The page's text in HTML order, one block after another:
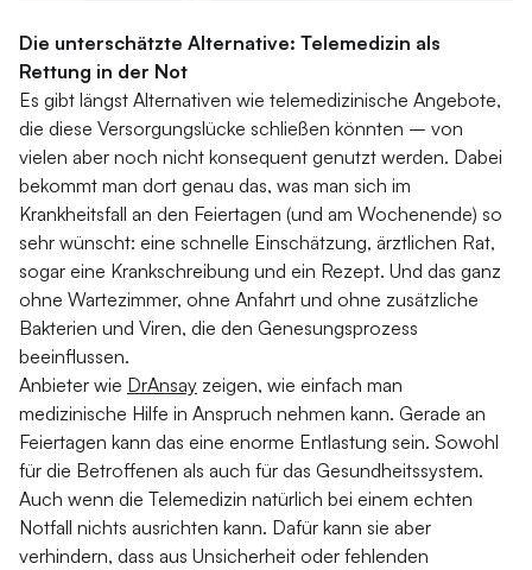
Die unterschätzte Alternative: Telemedizin als
Rettung in der Not
Es gibt längst Alternativen wie telemedizinische Angebote,
die diese Versorgungslücke schließen könnten – von
vielen aber noch nicht konsequent genutzt werden. Dabei
bekommt man dort genau das, was man sich im
Krankheitsfall an den Feiertagen (und am Wochenende) so
sehr wünscht: eine schnelle Einschätzung, ärztlichen Rat,
sogar eine Krankschreibung und ein Rezept. Und das ganz
ohne Wartezimmer, ohne Anfahrt und ohne zusätzliche
Bakterien und Viren, die den Genesungsprozess
beeinflussen.
Anbieter wie DrAnsay zeigen, wie einfach man
medizinische Hilfe in Anspruch nehmen kann. Gerade an
Feiertagen kann das eine enorme Entlastung sein. Sowohl
für die Betroffenen als auch für das Gesundheitssystem.
Auch wenn die Telemedizin natürlich bei einem echten
Notfall nichts ausrichten kann. Dafür kann sie aber
verhindern, dass aus Unsicherheit oder fehlenden